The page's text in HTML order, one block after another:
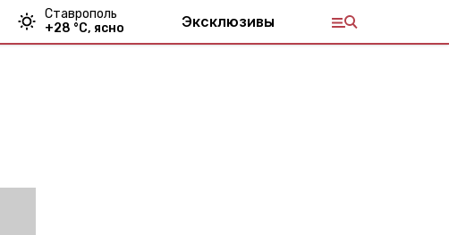
Ставрополь
+28 °С, ясно Эксклюзивы